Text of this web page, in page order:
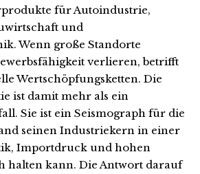
für Autoindustrie,
und
Wenn große Standorte
verlieren, betrifft
Wertschöpfungsketten. Die
ist damit mehr als ein
Sie ist ein Seismograph für die
seinen Industriekern in einer
Importdruck und hohen
halten kann. Die Antwort darauf